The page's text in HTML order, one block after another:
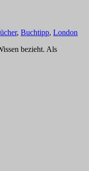
, Buchtipp, London
bezieht. Als